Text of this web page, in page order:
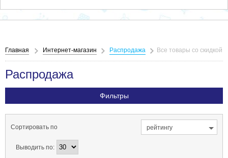
Главная Интернет-магазин Распродажа Все товары со скидкой
Распродажа
Фильтры
Сортировать по рейтингу
Выводить по: